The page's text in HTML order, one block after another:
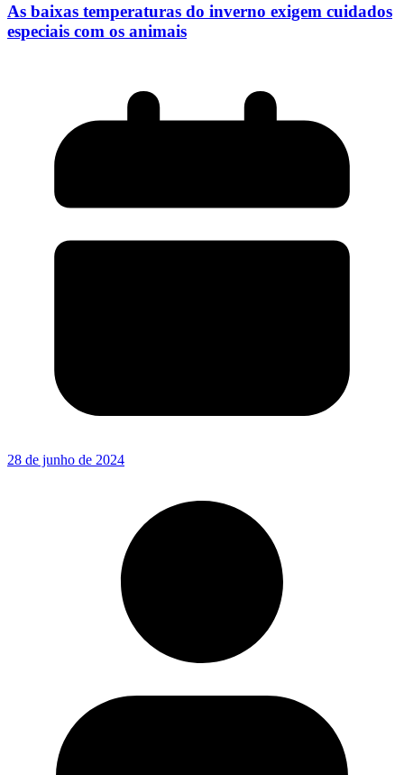
As baixas temperaturas do inverno exigem cuidados
especiais com os animais
28 de junho de 2024